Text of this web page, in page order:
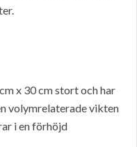
x 30 cm stort och har
volymrelaterade vikten
i en förhöjd